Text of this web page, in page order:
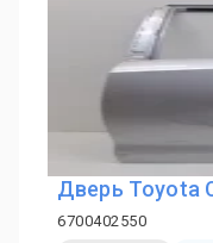
Дверь Toyota
6700402550